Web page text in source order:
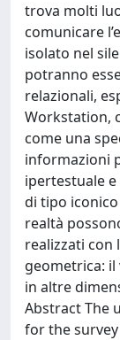
trova molti
comunicare
isolato nel
potranno
relazionali,
Workstation,
come una
informazioni
ipertestuale
di tipo
realtà
realizzati con
geometrica:
in altre
Abstract The
for the